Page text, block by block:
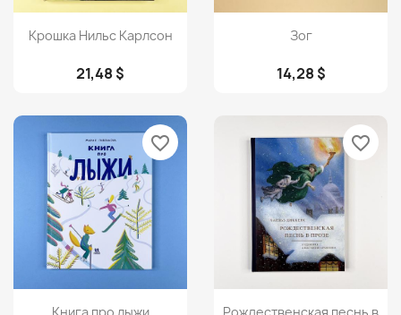
Просмотр
Крошка Нильс Карлсон
21,48 $
Просмотр
Зог
14,28 $
Просмотр
Книга про лыжи
favorite_border
Просмотр
Рождественская песнь в
favorite_border